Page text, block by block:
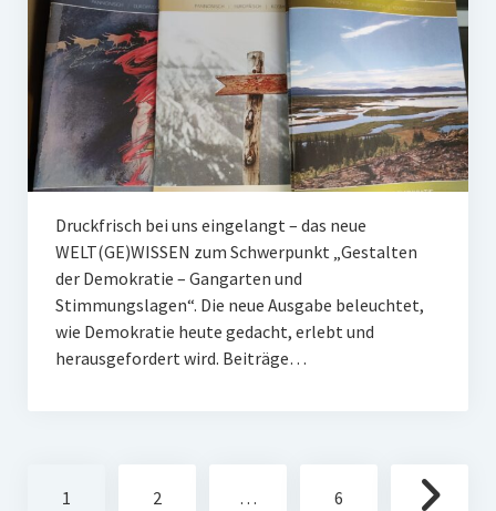
Druckfrisch bei uns eingelangt – das neue
WELT(GE)WISSEN zum Schwerpunkt „Gestalten
der Demokratie – Gangarten und
Stimmungslagen“. Die neue Ausgabe beleuchtet,
wie Demokratie heute gedacht, erlebt und
herausgefordert wird. Beiträge…
1 2 … 6